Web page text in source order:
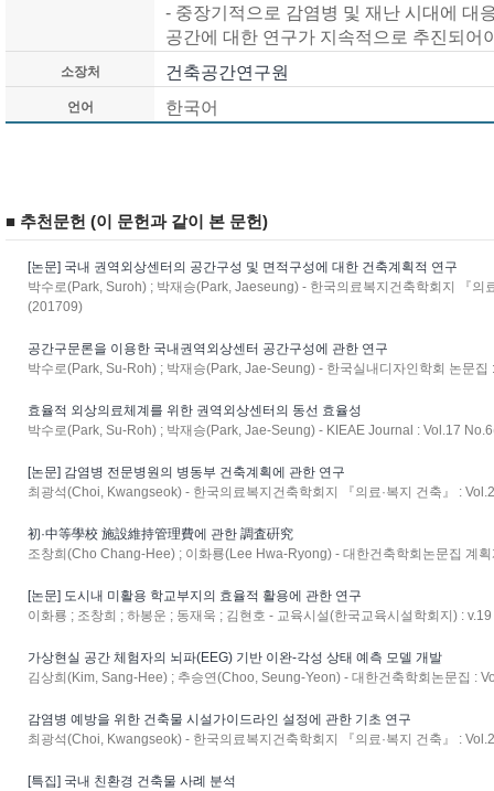
- 중장기적으로 감염병 및 재난 시대에 대
공간에 대한 연구가 지속적으로 추진되어
소장처 건축공간연구원
언어 한국어
■ 추천문헌 (이 문헌과 같이 본 문헌)
[논문] 국내 권역외상센터의 공간구성 및 면적구성에 대한 건축계획적 연구
박수로(Park, Suroh) ; 박재승(Park, Jaeseung) - 한국의료복지건축학회지 『의
(201709)
공간구문론을 이용한 국내권역외상센터 공간구성에 관한 연구
박수로(Park, Su-Roh) ; 박재승(Park, Jae-Seung) - 한국실내디자인학회 논문
효율적 외상의료체계를 위한 권역외상센터의 동선 효율성
박수로(Park, Su-Roh) ; 박재승(Park, Jae-Seung) - KIEAE Journal : Vol.17
[논문] 감염병 전문병원의 병동부 건축계획에 관한 연구
최광석(Choi, Kwangseok) - 한국의료복지건축학회지 『의료·복지 건축』 :
初·中等學校 施設維持管理費에 관한 調査硏究
조창희(Cho Chang-Hee) ; 이화룡(Lee Hwa-Ryong) - 대한건축학회논문집 계
[논문] 도시내 미활용 학교부지의 효율적 활용에 관한 연구
이화룡 ; 조창희 ; 하봉운 ; 동재욱 ; 김현호 - 교육시설(한국교육시설학회지) :
가상현실 공간 체험자의 뇌파(EEG) 기반 이완-각성 상태 예측 모델 개발
김상희(Kim, Sang-Hee) ; 추승연(Choo, Seung-Yeon) - 대한건축학회논문집 :
감염병 예방을 위한 건축물 시설가이드라인 설정에 관한 기초 연구
최광석(Choi, Kwangseok) - 한국의료복지건축학회지 『의료·복지 건축』 :
[특집] 국내 친환경 건축물 사례 분석